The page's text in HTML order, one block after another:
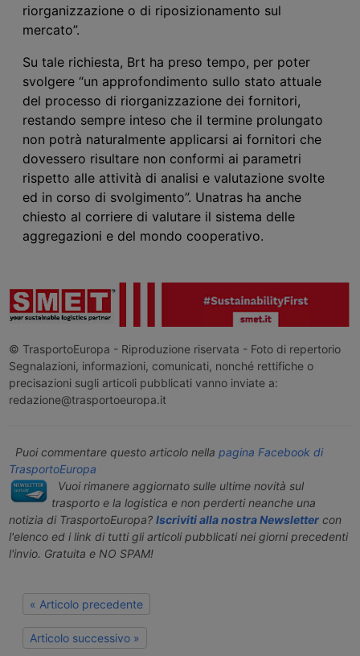
riorganizzazione o di riposizionamento sul
mercato”.
Su tale richiesta, Brt ha preso tempo, per poter
svolgere “un approfondimento sullo stato attuale
del processo di riorganizzazione dei fornitori,
restando sempre inteso che il termine prolungato
non potrà naturalmente applicarsi ai fornitori che
dovessero risultare non conformi ai parametri
rispetto alle attività di analisi e valutazione svolte
ed in corso di svolgimento”. Unatras ha anche
chiesto al corriere di valutare il sistema delle
aggregazioni e del mondo cooperativo.
© TrasportoEuropa - Riproduzione riservata - Foto di repertorio
Segnalazioni, informazioni, comunicati, nonché rettifiche o
precisazioni sugli articoli pubblicati vanno inviate a:
redazione@trasportoeuropa.it
Puoi commentare questo articolo nella pagina Facebook di
TrasportoEuropa
Vuoi rimanere aggiornato sulle ultime novità sul
trasporto e la logistica e non perderti neanche una
notizia di TrasportoEuropa? Iscriviti alla nostra Newslettercon
l'elenco ed i link di tutti gli articoli pubblicati nei giorni precedenti
l'invio. Gratuita e NO SPAM!
« Articolo precedente
Articolo successivo »